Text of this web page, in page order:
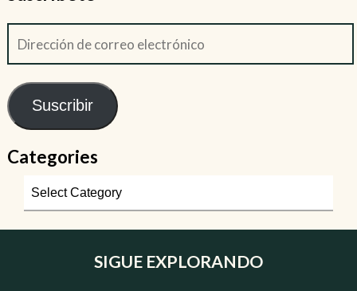
Suscribir
Categories
SIGUE EXPLORANDO